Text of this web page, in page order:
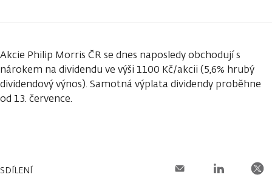
Akcie Philip Morris ČR se dnes naposledy obchodují s
nárokem na dividendu ve výši 1100 Kč/akcii (5,6% hrubý
dividendový výnos). Samotná výplata dividendy proběhne
od 13. července.
SDÍLENÍ